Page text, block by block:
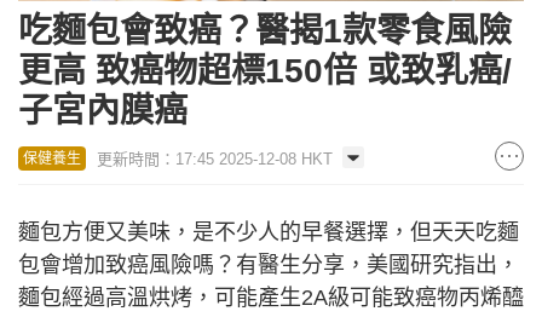
吃麵包會致癌？醫揭1款零食風險
更高 致癌物超標150倍 或致乳癌/
子宮內膜癌
保健養生 更新時間：17:45 2025-12-08 HKT
麵包方便又美味，是不少人的早餐選擇，但天天吃麵
包會增加致癌風險嗎？有醫生分享，美國研究指出，
麵包經過高溫烘烤，可能產生2A級可能致癌物丙烯醯